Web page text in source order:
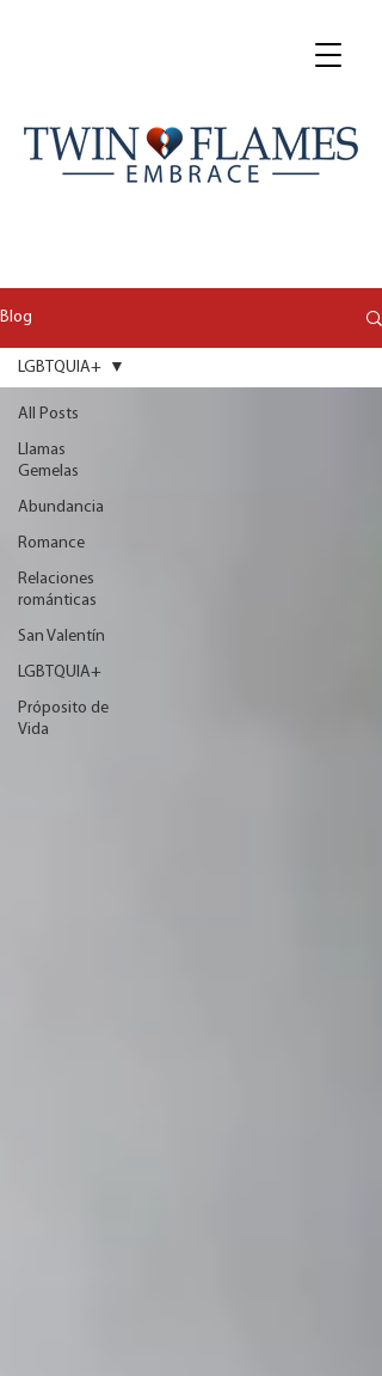
Blog
All Posts
Llamas
Gemelas
Abundancia
Romance
Relaciones
románticas
San Valentín
LGBTQUIA+
Próposito de
Vida
LGBTQUIA+